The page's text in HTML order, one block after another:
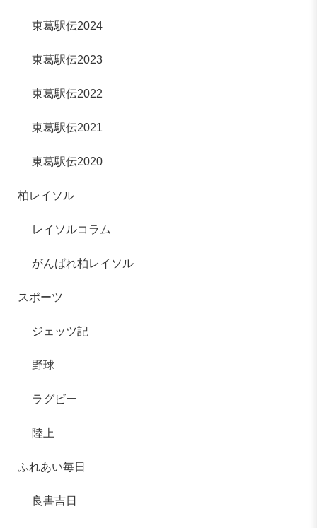
東葛駅伝2024
東葛駅伝2023
東葛駅伝2022
東葛駅伝2021
東葛駅伝2020
柏レイソル
レイソルコラム
がんばれ柏レイソル
スポーツ
ジェッツ記
野球
ラグビー
陸上
ふれあい毎日
良書吉日